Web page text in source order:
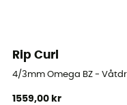
Rip Curl
4/3mm Omega BZ -
1559,00 kr